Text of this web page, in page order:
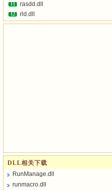
11 rasdd.dll
12 rld.dll
DLL相关下载
RunManage.dll
runmacro.dll